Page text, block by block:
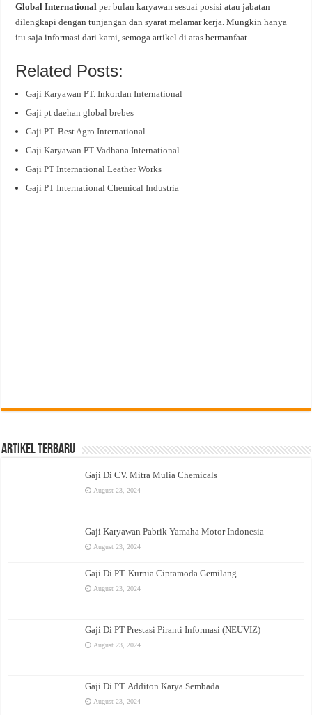
Global Internationalper bulan karyawan sesuai posisi atau jabatan
dilengkapi dengan tunjangan dan syarat melamar kerja. Mungkin hanya
itu saja informasi dari kami, semoga artikel di atas bermanfaat.
Related Posts:
Gaji Karyawan PT. Inkordan International
Gaji pt daehan global brebes
Gaji PT. Best Agro International
Gaji Karyawan PT Vadhana International
Gaji PT International Leather Works
Gaji PT International Chemical Industria
Artikel Terbaru
Gaji Di CV. Mitra Mulia Chemicals
August 23, 2024
Gaji Karyawan Pabrik Yamaha Motor Indonesia
August 23, 2024
Gaji Di PT. Kurnia Ciptamoda Gemilang
August 23, 2024
Gaji Di PT Prestasi Piranti Informasi (NEUVIZ)
August 23, 2024
Gaji Di PT. Additon Karya Sembada
August 23, 2024